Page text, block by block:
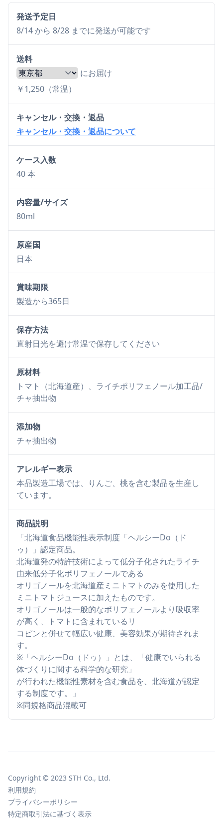
発送予定日
8/14 から 8/28 までに発送が可能です
送料
にお届け
￥1,250（常温）
キャンセル・交換・返品
キャンセル・交換・返品について
ケース入数
40 本
内容量/サイズ
80ml
原産国
日本
賞味期限
製造から365日
保存方法
直射日光を避け常温で保存してください
原材料
トマト（北海道産）、ライチポリフェノール加工品/
チャ抽出物
添加物
チャ抽出物
アレルギー表示
本品製造工場では、りんご、桃を含む製品を生産し
ています。
商品説明
「北海道食品機能性表示制度「ヘルシーDo（ド
ゥ）」認定商品。
北海道発の特許技術によって低分子化されたライチ
由来低分子化ポリフェノールである
オリゴノールを北海道産ミニトマトのみを使用した
ミニトマトジュースに加えたものです。
オリゴノールは一般的なポリフェノールより吸収率
が高く、トマトに含まれているリ
コピンと併せて幅広い健康、美容効果が期待されま
す。
※「ヘルシーDo（ドゥ）」とは、「健康でいられる
体づくりに関する科学的な研究」
が行われた機能性素材を含む食品を、北海道が認定
する制度です。」
※同規格商品混載可
Copyright © 2023 STH Co., Ltd.
利用規約
プライバシーポリシー
特定商取引法に基づく表示